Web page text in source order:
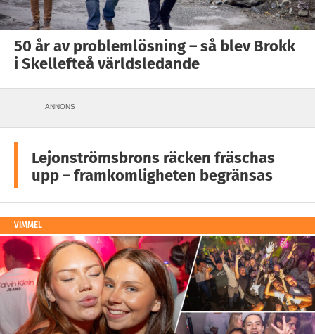
50 år av problemlösning – så blev Brokk
i Skellefteå världsledande
ANNONS
Lejonströmsbrons räcken fräschas
upp – framkomligheten begränsas
VIMMEL